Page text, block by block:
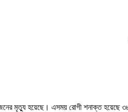
মৃত্যু হয়েছে। এসময় রোগী শনাক্ত হয়েছে